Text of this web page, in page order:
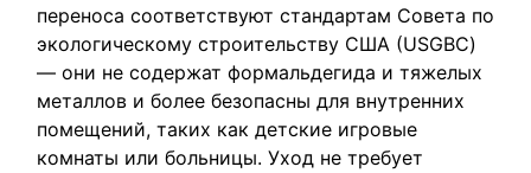
переноса соответствуют стандартам Совета по
экологическому строительству США (USGBC)
— они не содержат формальдегида и тяжелых
металлов и более безопасны для внутренних
помещений, таких как детские игровые
комнаты или больницы. Уход не требует